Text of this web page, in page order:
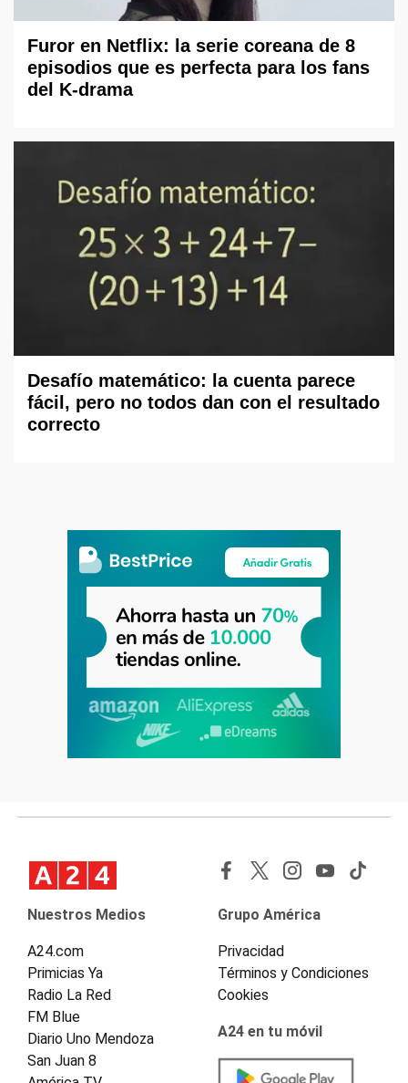
Furor en Netflix: la serie coreana de 8
episodios que es perfecta para los fans
del K-drama
Desafío matemático: la cuenta parece
fácil, pero no todos dan con el resultado
correcto
Nuestros Medios
A24.com
Primicias Ya
Radio La Red
FM Blue
Diario Uno Mendoza
San Juan 8
Grupo América
Privacidad
Términos y Condiciones
Cookies
A24 en tu móvil